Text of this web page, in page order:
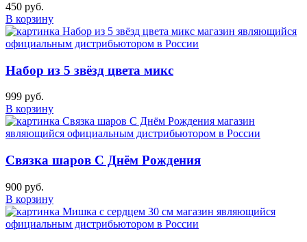
450 руб.
В корзину
Набор из 5 звёзд цвета микс
999 руб.
В корзину
Связка шаров С Днём Рождения
900 руб.
В корзину